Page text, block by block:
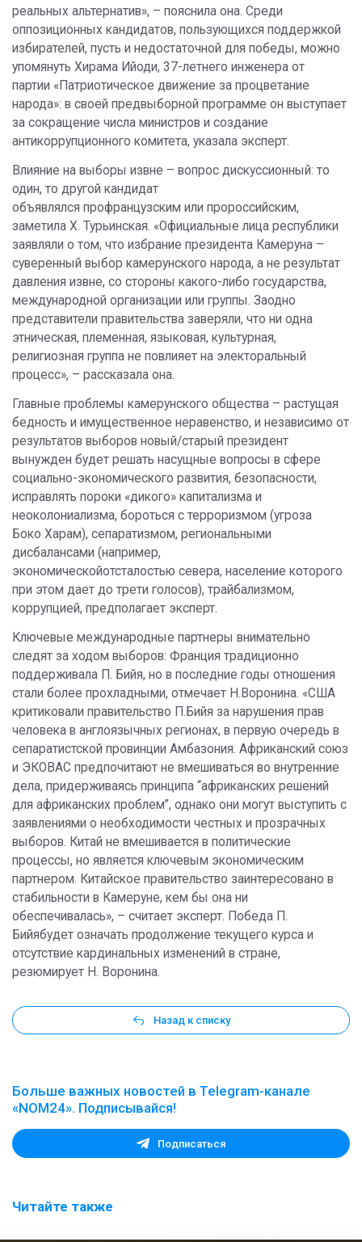
реальных альтернатив», – пояснила она. Среди
оппозиционных кандидатов, пользующихся поддержкой
избирателей, пусть и недостаточной для победы, можно
упомянуть Хирама Ийоди, 37-летнего инженера от
партии «Патриотическое движение за процветание
народа»: в своей предвыборной программе он выступает
за сокращение числа министров и создание
антикоррупционного комитета, указала эксперт.
Влияние на выборы извне – вопрос дискуссионный: то
один, то другой кандидат
объявлялся профранцузским или пророссийским,
заметила Х. Турьинская. «Официальные лица республики
заявляли о том, что избрание президента Камеруна –
суверенный выбор камерунского народа, а не результат
давления извне, со стороны какого-либо государства,
международной организации или группы. Заодно
представители правительства заверяли, что ни одна
этническая, племенная, языковая, культурная,
религиозная группа не повлияет на электоральный
процесс», – рассказала она.
Главные проблемы камерунского общества – растущая
бедность и имущественное неравенство, и независимо от
результатов выборов новый/старый президент
вынужден будет решать насущные вопросы в сфере
социально-экономического развития, безопасности,
исправлять пороки «дикого» капитализма и
неоколониализма, бороться с терроризмом (угроза
Боко Харам), сепаратизмом, региональными
дисбалансами (например,
экономическойотсталостью севера, население которого
при этом дает до трети голосов), трайбализмом,
коррупцией, предполагает эксперт.
Ключевые международные партнеры внимательно
следят за ходом выборов: Франция традиционно
поддерживала П. Бийя, но в последние годы отношения
стали более прохладными, отмечает Н.Воронина. «США
критиковали правительство П.Бийя за нарушения прав
человека в англоязычных регионах, в первую очередь в
сепаратистской провинции Амбазония. Африканский союз
и ЭКОВАС предпочитают не вмешиваться во внутренние
дела, придерживаясь принципа “африканских решений
для африканских проблем”, однако они могут выступить с
заявлениями о необходимости честных и прозрачных
выборов. Китай не вмешивается в политические
процессы, но является ключевым экономическим
партнером. Китайское правительство заинтересовано в
стабильности в Камеруне, кем бы она ни
обеспечивалась», – считает эксперт. Победа П.
Бийябудет означать продолжение текущего курса и
отсутствие кардинальных изменений в стране,
резюмирует Н. Воронина.
Назад к списку
Больше важных новостей в Telegram-канале
«NOM24». Подписывайся!
Подписаться
Читайте также